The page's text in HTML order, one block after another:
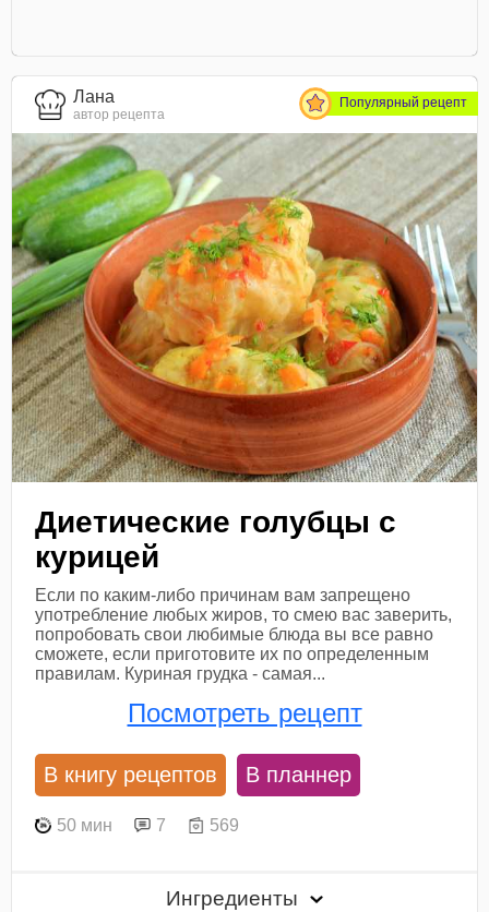
Лана
автор рецепта
Популярный рецепт
Диетические голубцы с
курицей
Если по каким-либо причинам вам запрещено
употребление любых жиров, то смею вас заверить,
попробовать свои любимые блюда вы все равно
сможете, если приготовите их по определенным
правилам. Куриная грудка - самая...
Посмотреть рецепт
В книгу рецептов В планнер
50 мин 7 569
Ингредиенты